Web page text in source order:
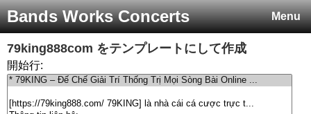
Menu
Bands Works Concerts
79king888com をテンプレートにして作成
開始行: